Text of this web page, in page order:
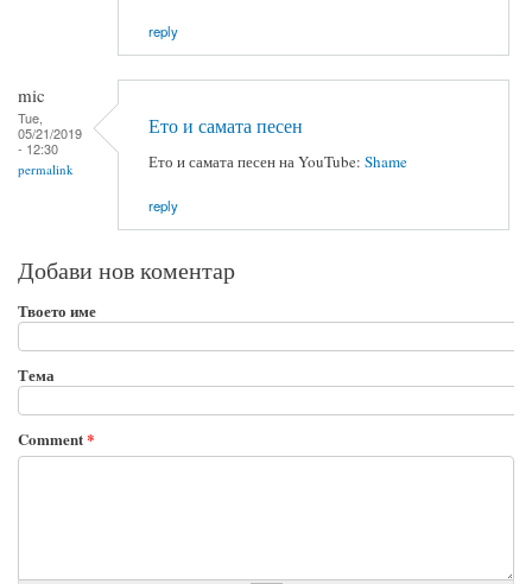
reply
mic
Tue,
05/21/2019
- 12:30
permalink
Ето и самата песен
Ето и самата песен на YouTube: Shame
reply
Добави нов коментар
Твоето име
Тема
Comment*